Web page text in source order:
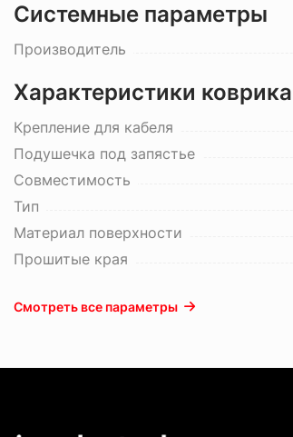
Системные параметры
Производитель
Характеристики коврика
Крепление для кабеля
Подушечка под запястье
Совместимость
Тип
Материал поверхности
Прошитые края
Смотреть все параметры